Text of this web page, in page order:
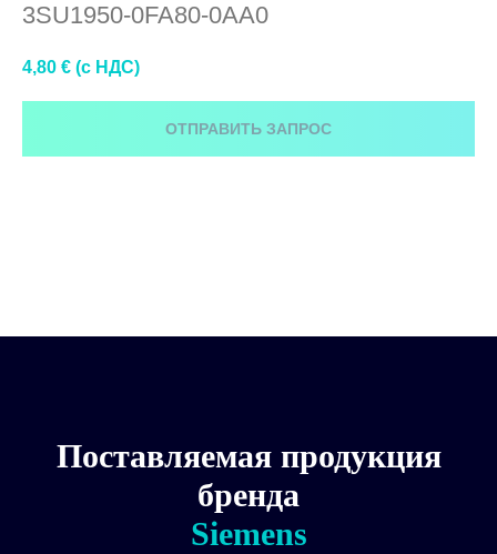
3SU1950-0FA80-0AA0
4,80 € (c НДС)
ОТПРАВИТЬ ЗАПРОС
Поставляемая продукция
бренда
Siemens